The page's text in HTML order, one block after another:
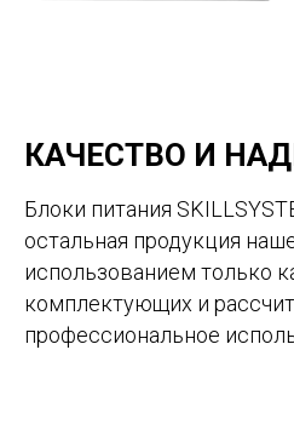
КАЧЕСТВО И
Блоки питания
остальная продукция
использованием только
комплектующих и
профессиональное